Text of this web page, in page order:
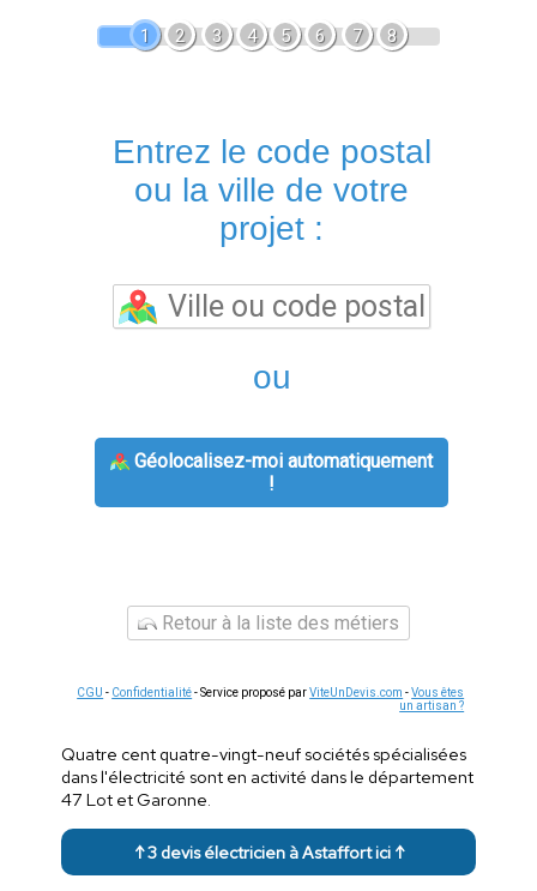
1 2 3 4 5 6 7 8
Entrez le code postal
ou la ville de votre
projet :
ou
Géolocalisez-moi automatiquement
!
Retour à la liste des métiers
CGU - Confidentialité- Service proposé parViteUnDevis.com -Vous êtes
un artisan ?
Quatre cent quatre-vingt-neuf sociétés spécialisées
dans l'électricité sont en activité dans le département
47 Lot et Garonne.
↑ 3 devis électricien à Astaffort ici ↑